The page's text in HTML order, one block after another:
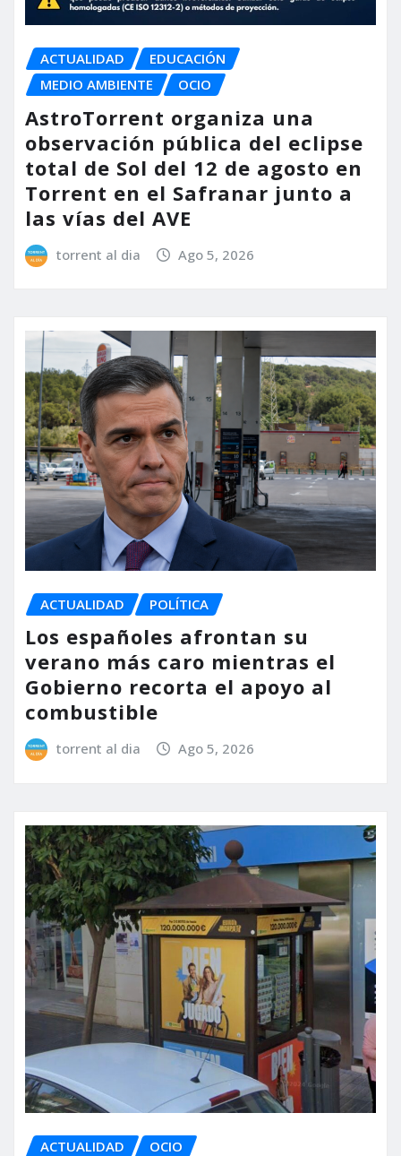
ACTUALIDAD
EDUCACIÓN
MEDIO AMBIENTE
OCIO
AstroTorrent organiza una
observación pública del eclipse
total de Sol del 12 de agosto en
Torrent en el Safranar junto a
las vías del AVE
torrent al dia Ago 5, 2026
ACTUALIDAD POLÍTICA
Los españoles afrontan su
verano más caro mientras el
Gobierno recorta el apoyo al
combustible
torrent al dia Ago 5, 2026
ACTUALIDAD OCIO